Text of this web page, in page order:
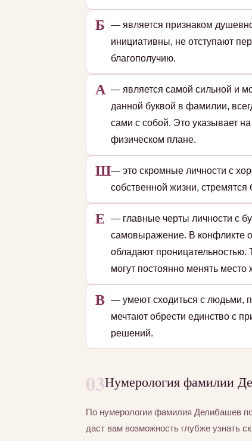
Б
— является признаком
инициативны, не отступают
благополучию.
А — является самой сильной и
данной буквой в фамилии,
сами с собой. Это указывает
физическом плане.
Ш— это скромные личности с
собственной жизни,
Е
— главные черты личности с
самовыражение. В конфликте
обладают проницательностью.
могут постоянно менять
В — умеют сходиться с людьми,
мечтают обрести единство с
решений.
03Нумерология фамилии
По нумерологии фамилия Делибашев
даст вам возможность глубже узнать